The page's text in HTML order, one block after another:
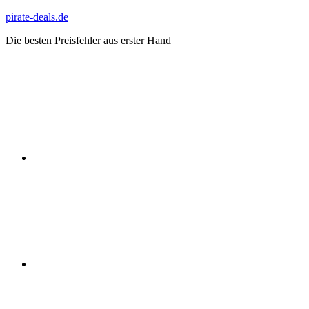
Zum
springen
pirate-deals.de
Die besten Preisfehler aus erster Hand